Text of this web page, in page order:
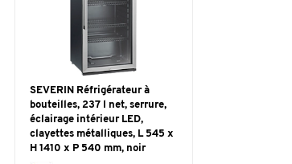
SEVERIN Réfrigérateur à
bouteilles, 237 l net, serrure,
éclairage intérieur LED,
clayettes métalliques, L 545 x
H 1410 x P 540 mm, noir